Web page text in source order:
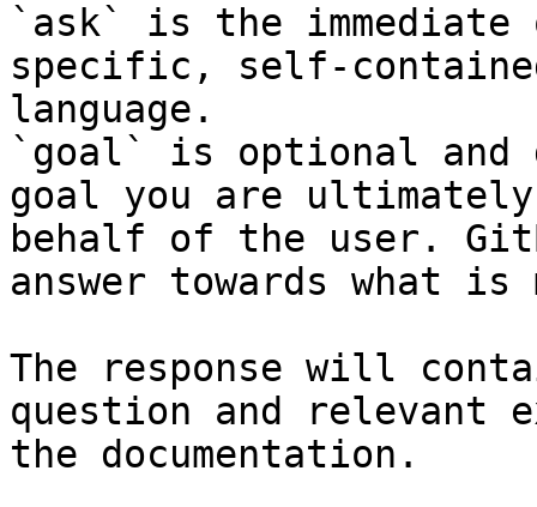
`ask` is the
specific, self-
language.
`goal` is optional and
goal you are
behalf of the user.
answer towards what
The response will
question and relevant
the documentation.